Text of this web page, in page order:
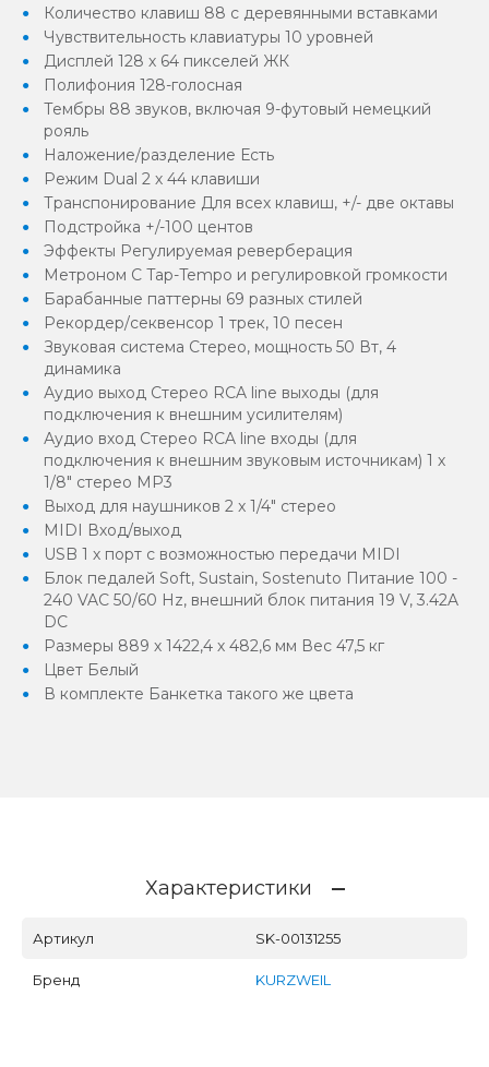
Количество клавиш 88 с деревянными вставками
Чувствительность клавиатуры 10 уровней
Дисплей 128 х 64 пикселей ЖК
Полифония 128-голосная
Тембры 88 звуков, включая 9-футовый немецкий
рояль
Наложение/разделение Есть
Режим Dual 2 х 44 клавиши
Транспонирование Для всех клавиш, +/- две октавы
Подстройка +/-100 центов
Эффекты Регулируемая реверберация
Метроном С Tap-Tempo и регулировкой громкости
Барабанные паттерны 69 разных стилей
Рекордер/секвенсор 1 трек, 10 песен
Звуковая система Стерео, мощность 50 Вт, 4
динамика
Аудио выход Стерео RCA line выходы (для
подключения к внешним усилителям)
Аудио вход Стерео RCA line входы (для
подключения к внешним звуковым источникам) 1 х
1/8" стерео МР3
Выход для наушников 2 x 1/4" стерео
MIDI Вход/выход
USB 1 х порт с возможностью передачи MIDI
Блок педалей Soft, Sustain, Sostenuto Питание 100 -
240 VAC 50/60 Hz, внешний блок питания 19 V, 3.42A
DC
Размеры 889 х 1422,4 х 482,6 мм Вес 47,5 кг
Цвет Белый
В комплекте Банкетка такого же цвета
Характеристики
Артикул SK-00131255
Бренд KURZWEIL